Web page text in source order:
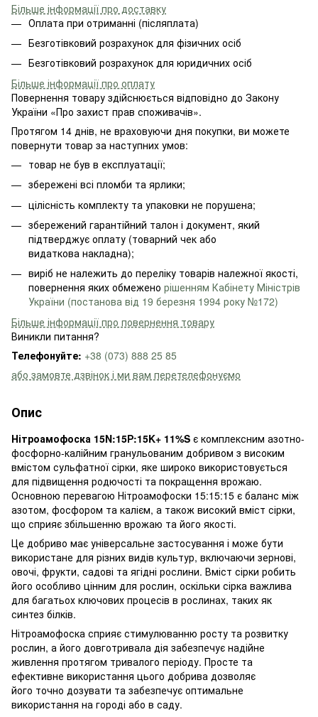
Більше інформації про доставку
Оплата при отриманні (післяплата)
Безготівковий розрахунок для фізичних осіб
Безготівковий розрахунок для юридичних осіб
Більше інформації про оплату
Повернення товару здійснюється відповідно до Закону
України «Про захист прав споживачів».
Протягом 14 днів, не враховуючи дня покупки, ви можете
повернути товар за наступних умов:
товар не був в експлуатації;
збережені всі пломби та ярлики;
цілісність комплекту та упаковки не порушена;
збережений гарантійний талон і документ, який
підтверджує оплату (товарний чек або
видаткова накладна);
виріб не належить до переліку товарів належної якості,
повернення яких обмежено рішенням Кабінету Міністрів
України (постанова від 19 березня 1994 року №172)
Більше інформації про повернення товару
Виникли питання?
Телефонуйте: +38 (073) 888 25 85
або замовте дзвінок і ми вам перетелефонуємо
Опис
Нітроамофоска 15N:15Р:15K+ 11%S є комплексним азотно-
фосфорно-калійним гранульованим добривом з високим
вмістом сульфатної сірки, яке широко використовується
для підвищення родючості та покращення врожаю.
Основною перевагою Нітроамофоски 15:15:15 є баланс між
азотом, фосфором та калієм, а також високий вміст сірки,
що сприяє збільшенню врожаю та його якості.
Це добриво має універсальне застосування і може бути
використане для різних видів культур, включаючи зернові,
овочі, фрукти, садові та ягідні рослини. Вміст сірки робить
його особливо цінним для рослин, оскільки сірка важлива
для багатьох ключових процесів в рослинах, таких як
синтез білків.
Нітроамофоска сприяє стимулюванню росту та розвитку
рослин, а його довготривала дія забезпечує надійне
живлення протягом тривалого періоду. Просте та
ефективне використання цього добрива дозволяє
його точно дозувати та забезпечує оптимальне
використання на городі або в саду.